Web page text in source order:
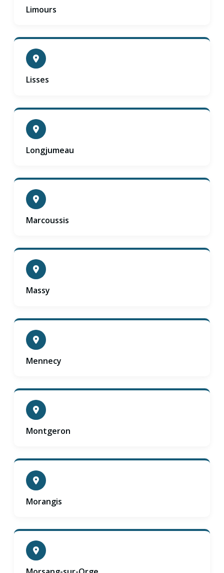
Limours
Lisses
Longjumeau
Marcoussis
Massy
Mennecy
Montgeron
Morangis